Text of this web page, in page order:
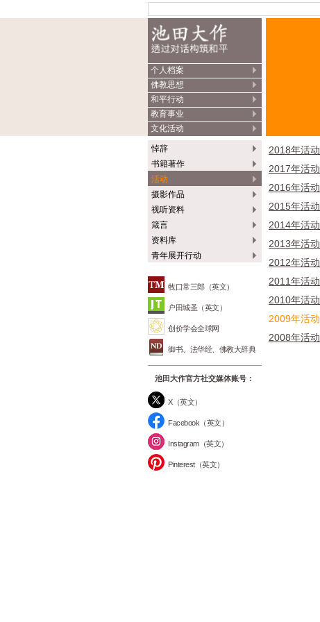
个人档案
佛教思想
和平行动
教育事业
文化活动
悼辞
书籍著作
活动
摄影作品
视听资料
箴言
资料库
青年展开行动
牧口常三郎（英文）
户田城圣（英文）
创价学会全球网
御书、法华经、佛教大辞典
池田大作官方社交媒体账号：
X（英文）
Facebook（英文）
Instagram（英文）
Pinterest（英文）
2018年活动
2017年活动
2016年活动
2015年活动
2014年活动
2013年活动
2012年活动
2011年活动
2010年活动
2009年活动
2008年活动